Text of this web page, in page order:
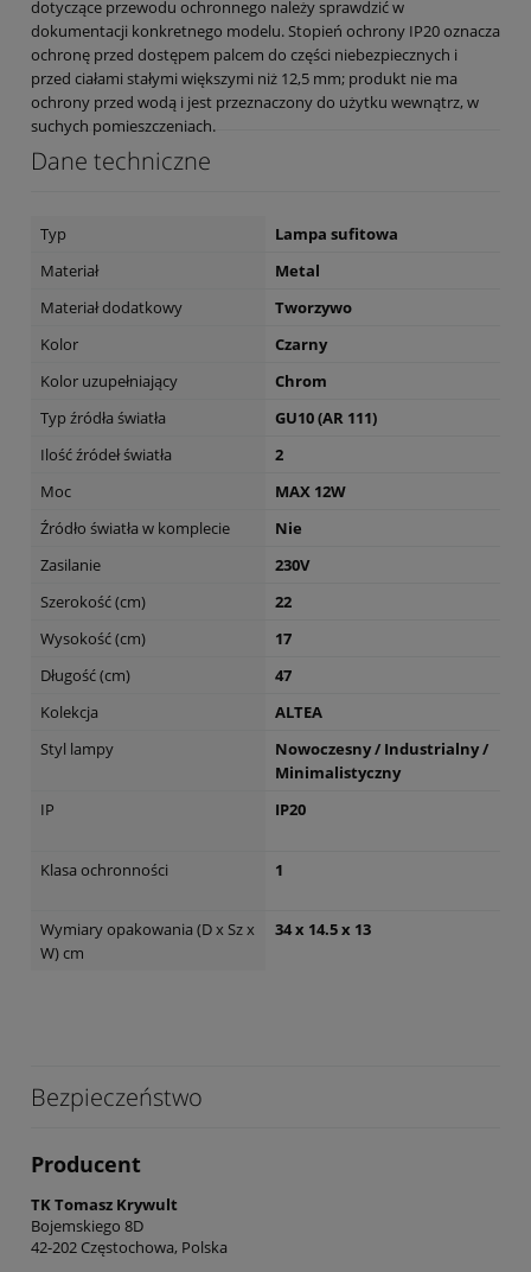
dotyczące przewodu ochronnego należy sprawdzić w
dokumentacji konkretnego modelu. Stopień ochrony IP20 oznacza
ochronę przed dostępem palcem do części niebezpiecznych i
przed ciałami stałymi większymi niż 12,5 mm; produkt nie ma
ochrony przed wodą i jest przeznaczony do użytku wewnątrz, w
suchych pomieszczeniach.
Dane techniczne
Typ
Lampa sufitowa
Materiał
Metal
Materiał dodatkowy
Tworzywo
Kolor
Czarny
Kolor uzupełniający
Chrom
Typ źródła światła
GU10 (AR 111)
Ilość źródeł światła
2
Moc
MAX 12W
Źródło światła w komplecie
Nie
Zasilanie
230V
Szerokość (cm)
22
Wysokość (cm)
17
Długość (cm)
47
Kolekcja
ALTEA
Styl lampy
Nowoczesny / Industrialny /
Minimalistyczny
IP
IP20
Klasa ochronności 1
Wymiary opakowania (D x Sz x
W) cm
34 x 14.5 x 13
Bezpieczeństwo
Producent
TK Tomasz Krywult
Bojemskiego 8D
42-202 Częstochowa, Polska